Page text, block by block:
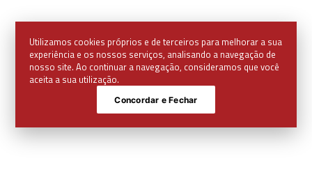
Utilizamos cookies próprios e de terceiros para melhorar a sua
experiência e os nossos serviços, analisando a navegação de
nosso site. Ao continuar a navegação, consideramos que você
aceita a sua utilização.
Concordar e Fechar